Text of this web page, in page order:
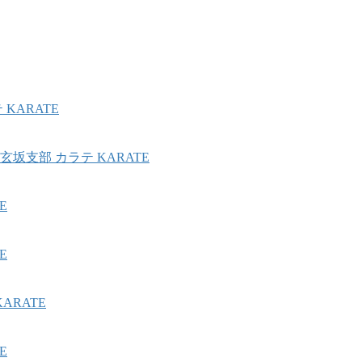
KARATE
坂支部 カラテ KARATE